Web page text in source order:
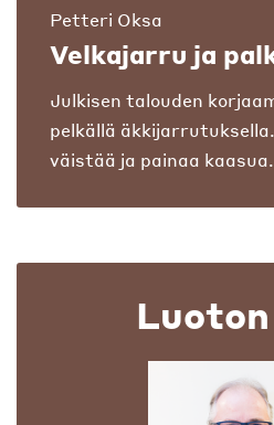
Petteri Oksa
Velkajarru ja
Julkisen talouden
pelkällä
väistää ja painaa kaasua.